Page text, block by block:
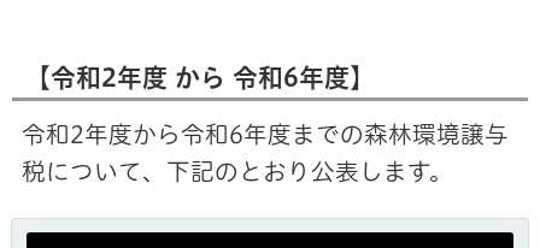
【令和2年度 から 令和6年度】
令和2年度から令和6年度までの森林環境譲与
税について、下記のとおり公表します。